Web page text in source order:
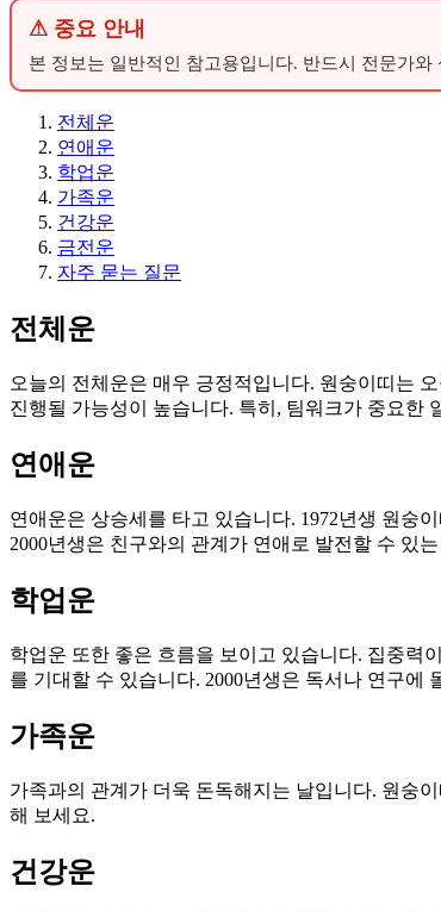
⚠ 중요 안내
본 정보는 일반적인 참고용입니다. 반드시 전문가와
전체운
연애운
학업운
가족운
건강운
금전운
자주 묻는 질문
전체운
오늘의 전체운은 매우 긍정적입니다. 원숭이띠는
진행될 가능성이 높습니다. 특히, 팀워크가 중요한
연애운
연애운은 상승세를 타고 있습니다. 1972년생 원숭
2000년생은 친구와의 관계가 연애로 발전할 수 있
학업운
학업운 또한 좋은 흐름을 보이고 있습니다. 집중력
를 기대할 수 있습니다. 2000년생은 독서나 연구에
가족운
가족과의 관계가 더욱 돈독해지는 날입니다. 원숭
해 보세요.
건강운